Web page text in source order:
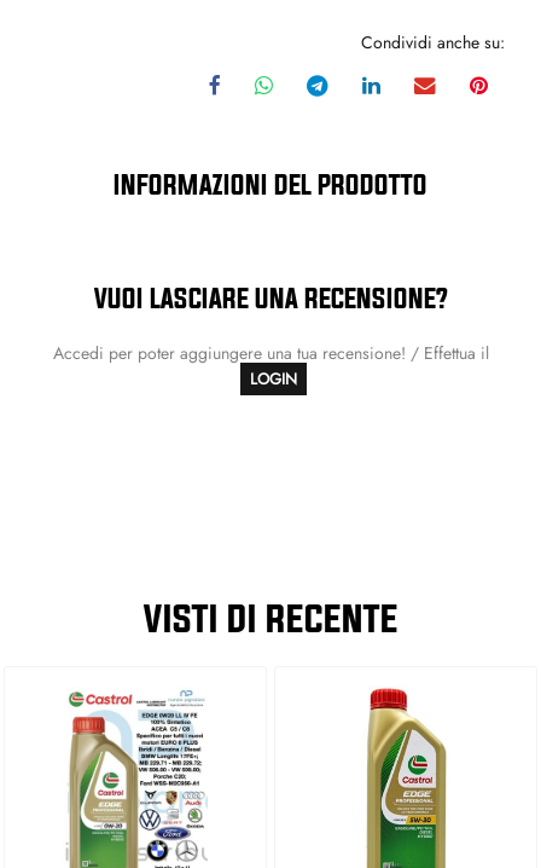
Condividi anche su:
INFORMAZIONI DEL PRODOTTO
VUOI LASCIARE UNA RECENSIONE?
Accedi per poter aggiungere una tua recensione! / Effettua il
LOGIN
VISTI DI RECENTE